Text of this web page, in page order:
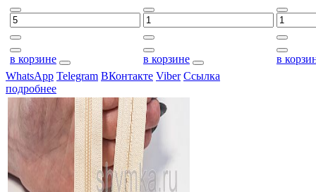
в корзине в корзине
в
WhatsApp Telegram ВКонтакте Viber Ссылка
подробнее